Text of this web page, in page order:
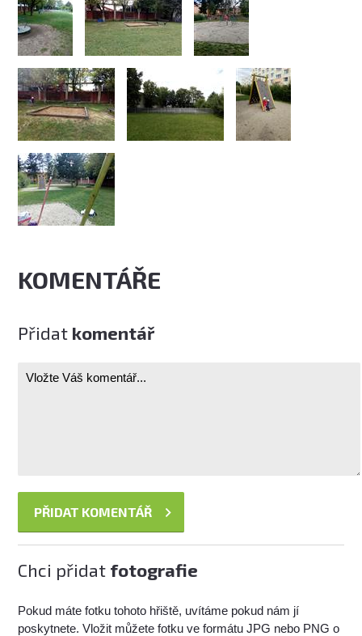
KOMENTÁŘE
Přidat komentář
Chci přidat fotografie
Pokud máte fotku tohoto hřiště, uvítáme pokud nám jí
poskytnete. Vložit můžete fotku ve formátu JPG nebo PNG o